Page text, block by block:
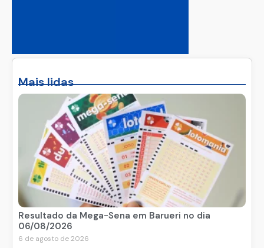
Mais lidas
Resultado da Mega-Sena em Barueri no dia
06/08/2026
6 de agosto de 2026